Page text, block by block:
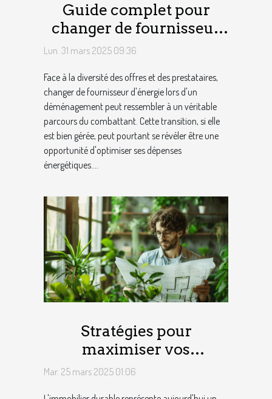
Guide complet pour
changer de fournisseur
d'énergie lors d'un
Lun. 31 mars 2025 09:36
Face à la diversité des offres et des prestataires,
changer de fournisseur d'énergie lors d'un
déménagement peut ressembler à un véritable
parcours du combattant. Cette transition, si elle
est bien gérée, peut pourtant se révéler être une
opportunité d'optimiser ses dépenses
énergétiques....
Stratégies pour
maximiser vos
investissements dans
Mar. 25 mars 2025 01:06